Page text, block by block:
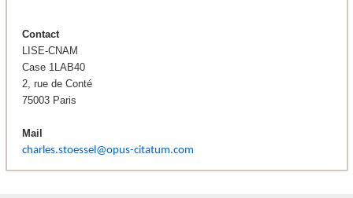
Contact
LISE-CNAM
Case 1LAB40
2, rue de Conté
75003 Paris
Mail
charles.stoessel@opus-citatum.com